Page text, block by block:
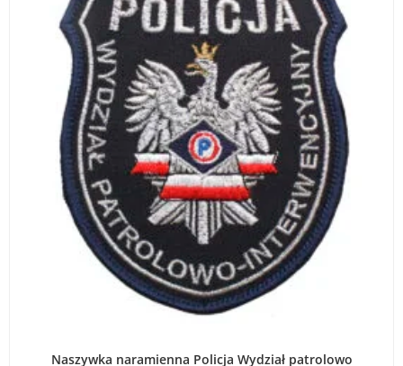
Naszywka naramienna Policja Wydział patrolowo